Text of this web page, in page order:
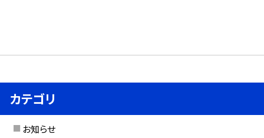
カテゴリ
お知らせ